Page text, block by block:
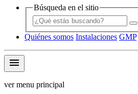
Búsqueda en el sitio
Quiénes somos Instalaciones GMP
menu
ver menu principal